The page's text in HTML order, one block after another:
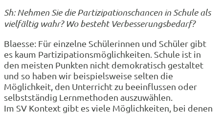
Sh: Nehmen Sie die Partizipationschancen in Schule als
vielfältig wahr? Wo besteht Verbesserungsbedarf?
Blaesse: Für einzelne Schülerinnen und Schüler gibt
es kaum Partizipationsmöglichkeiten. Schule ist in
den meisten Punkten nicht demokratisch gestaltet
und so haben wir beispielsweise selten die
Möglichkeit, den Unterricht zu beeinflussen oder
selbstständig Lernmethoden auszuwählen.
Im SV Kontext gibt es viele Möglichkeiten, bei denen